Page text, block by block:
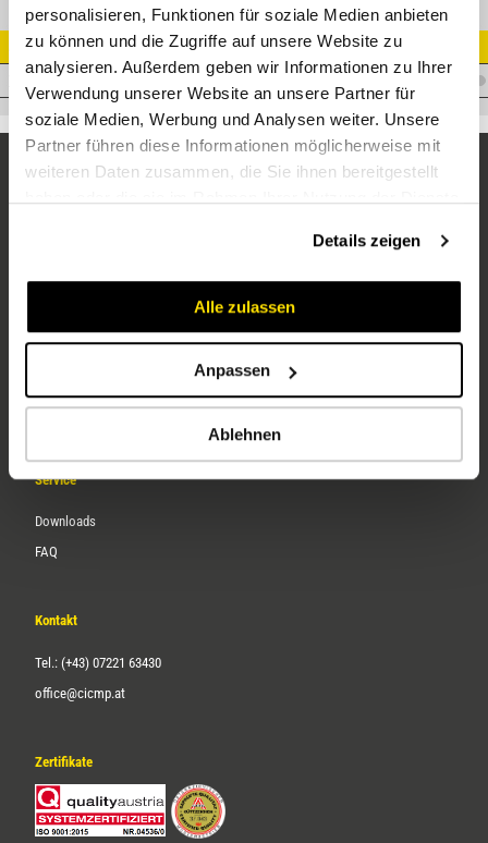
personalisieren, Funktionen für soziale Medien anbieten
zu können und die Zugriffe auf unsere Website zu
analysieren. Außerdem geben wir Informationen zu Ihrer
Verwendung unserer Website an unsere Partner für
soziale Medien, Werbung und Analysen weiter. Unsere
Partner führen diese Informationen möglicherweise mit
weiteren Daten zusammen, die Sie ihnen bereitgestellt
Details zeigen
Alle zulassen
Anpassen
Ablehnen
Artikel Nr.
V.XFBL35R11/4
Unternehmen
Karriere
Service
Downloads
FAQ
Kontakt
Tel.: (+43) 07221 63430
office@cicmp.at
Zertifikate